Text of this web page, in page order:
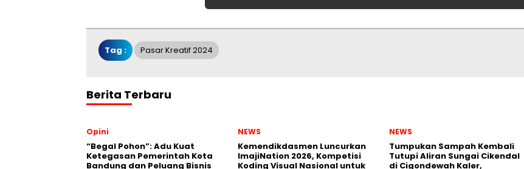
Tag : Pasar Kreatif 2024
Berita Terbaru
Opini
“Begal Pohon”: Adu Kuat
Ketegasan Pemerintah Kota
Bandung dan Peluang Bisnis
NEWS
Kemendikdasmen Luncurkan
ImajiNation 2026, Kompetisi
Koding Visual Nasional untuk
NEWS
Tumpukan Sampah Kembali
Tutupi Aliran Sungai Cikendal
di Cigondewah Kaler,